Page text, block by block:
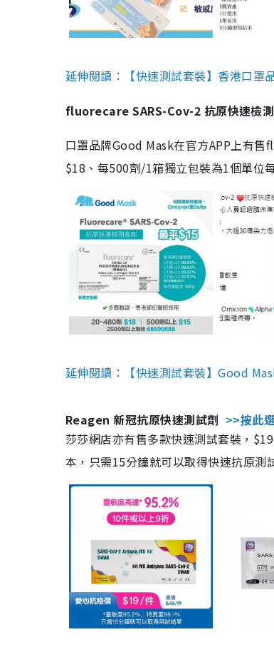
延伸閱讀：【快速測試套裝】香港口
fluorecare SARS-Cov-2 抗原快速檢
口罩品牌Good Mask在官方APP上有
$18、每500劑/1箱獨立包裝為1個單位
延伸閱讀：【快速測試套裝】Good
Reagen 新冠抗原快速測試劑 >>按此
莎莎網店亦有售多款快速測試套裝，
本，只需15分鐘就可以取得快速抗原測